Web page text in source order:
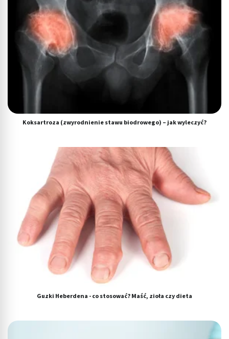
Koksartroza (zwyrodnienie stawu biodrowego) – jak wyleczyć?
Guzki Heberdena - co stosować? Maść, zioła czy dieta